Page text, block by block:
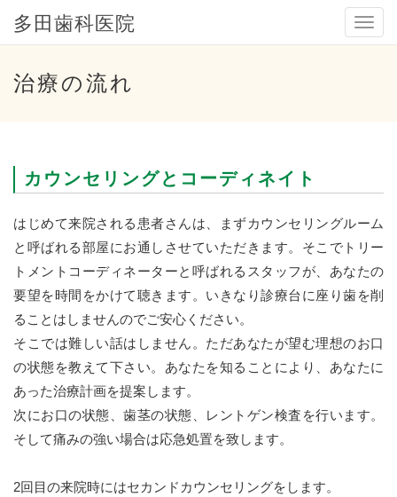
メ
ニ
多田歯科医院
治療の流れ
カウンセリングとコーディネイト
はじめて来院される患者さんは、まずカウンセリングルーム
と呼ばれる部屋にお通しさせていただきます。そこでトリー
トメントコーディネーターと呼ばれるスタッフが、あなたの
要望を時間をかけて聴きます。いきなり診療台に座り歯を削
ることはしませんのでご安心ください。
そこでは難しい話はしません。ただあなたが望む理想のお口
の状態を教えて下さい。あなたを知ることにより、あなたに
あった治療計画を提案します。
次にお口の状態、歯茎の状態、レントゲン検査を行います。
そして痛みの強い場合は応急処置を致します。
2回目の来院時にはセカンドカウンセリングをします。